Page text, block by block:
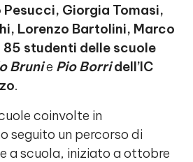
Pesucci, Giorgia Tomasi,
Lorenzo Bartolini, Marco
85 studenti delle scuole
Brunie Pio Borridell’IC
.
coinvolte in
seguito un percorso di
a scuola, iniziato a ottobre